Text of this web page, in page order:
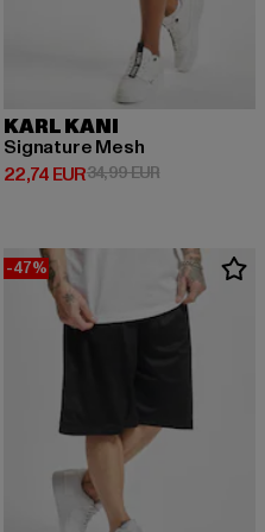
EUR
KARL KANI
Signature Mesh
22,74 EUR
Derzeitiger Preis: 22,74 EUR
34,99 EURAktionspreis:
-47%